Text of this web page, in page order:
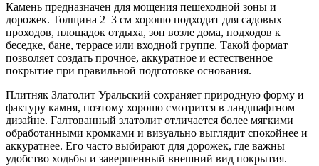
Камень предназначен для мощения пешеходной зоны и
дорожек. Толщина 2–3 см хорошо подходит для садовых
проходов, площадок отдыха, зон возле дома, подходов к
беседке, бане, террасе или входной группе. Такой формат
позволяет создать прочное, аккуратное и естественное
покрытие при правильной подготовке основания.
Плитняк Златолит Уральский сохраняет природную форму и
фактуру камня, поэтому хорошо смотрится в ландшафтном
дизайне. Галтованный златолит отличается более мягкими
обработанными кромками и визуально выглядит спокойнее и
аккуратнее. Его часто выбирают для дорожек, где важны
удобство ходьбы и завершенный внешний вид покрытия.